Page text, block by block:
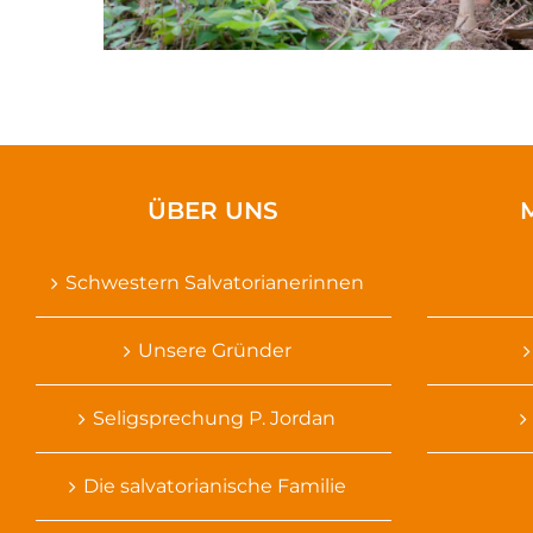
ÜBER UNS
Schwestern Salvatorianerinnen
Unsere Gründer
Seligsprechung P. Jordan
Die salvatorianische Familie